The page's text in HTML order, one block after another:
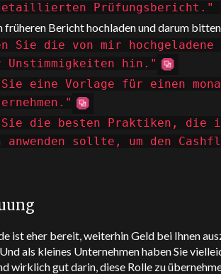
Prüfungsbericht."
früheren Bericht hochladen und darum
Sie die von mir
Unstimmigkeiten hin."
eine Vorlage für einen
die besten Praktiken, die
anwenden sollte, um den
ist eher bereit, weiterhin Geld bei Ihnen
als kleines Unternehmen haben Sie
wirklich gut darin, diese Rolle zu